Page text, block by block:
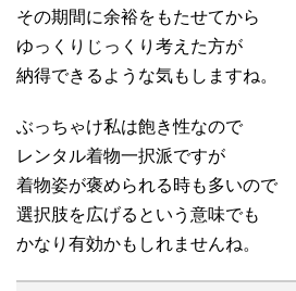
その期間に余裕をもたせてから
ゆっくりじっくり考えた方が
納得できるような気もしますね。
ぶっちゃけ私は飽き性なので
レンタル着物一択派ですが
着物姿が褒められる時も多いので
選択肢を広げるという意味でも
かなり有効かもしれませんね。